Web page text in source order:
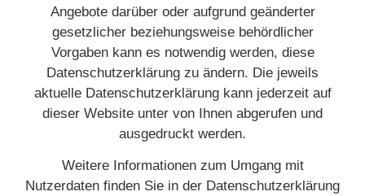
Angebote darüber oder aufgrund geänderter
gesetzlicher beziehungsweise behördlicher
Vorgaben kann es notwendig werden, diese
Datenschutzerklärung zu ändern. Die jeweils
aktuelle Datenschutzerklärung kann jederzeit auf
dieser Website unter von Ihnen abgerufen und
ausgedruckt werden.
Weitere Informationen zum Umgang mit
Nutzerdaten finden Sie in der Datenschutzerklärung